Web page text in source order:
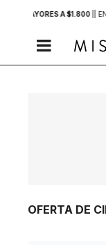
MAYORES A $1.800 |

OFERTA DE